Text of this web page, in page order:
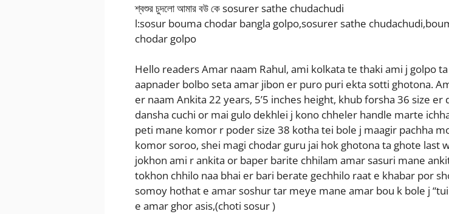
শ্বশুর চুদলো আমার বউ কে sosurer sathe chudachudi
l:sosur bouma chodar bangla golpo,sosurer sathe
chodar golpo
Hello readers Amar naam Rahul, ami kolkata te thaki ami j golpo
aapnader bolbo seta amar jibon er puro puri ekta sotti ghotona.
er naam Ankita 22 years, 5’5 inches height, khub forsha 36 size er
dansha cuchi or mai gulo dekhlei j kono chheler handle marte
peti mane komor r poder size 38 kotha tei bole j maagir pachha
komor soroo, shei magi chodar guru jai hok ghotona ta ghote last
jokhon ami r ankita or baper barite chhilam amar sasuri mane
tokhon chhilo naa bhai er bari berate gechhilo raat e khabar por
somoy hothat e amar soshur tar meye mane amar bou k bole j
e amar ghor asis,(choti sosur )